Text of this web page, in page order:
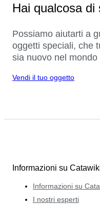
Hai qualcosa di
Possiamo aiutarti a
oggetti speciali, che
sia nuovo nel
Vendi il tuo oggetto
Informazioni su
Informazioni su
I nostri esperti